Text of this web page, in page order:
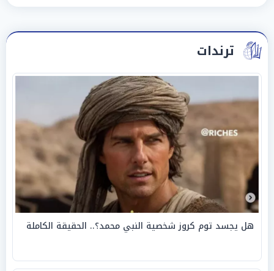
ترندات
هل يجسد توم كروز شخصية النبي محمد؟.. الحقيقة الكاملة